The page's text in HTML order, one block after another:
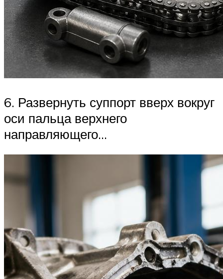
6. Развернуть суппорт вверх вокруг
оси пальца верхнего
направляющего…